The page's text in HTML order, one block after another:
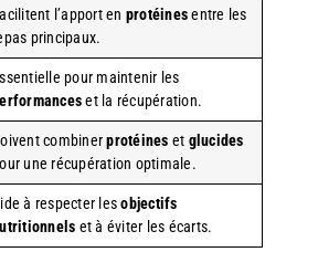
l’apport en protéinesentre les
principaux.
pour maintenir les
et la récupération.
combinerprotéines et glucides
une récupération optimale.
à respecter lesobjectifs
et à éviter les écarts.